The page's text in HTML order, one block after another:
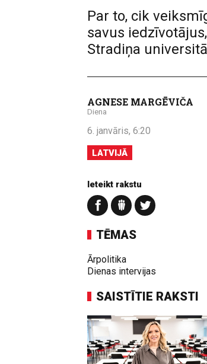
Par to, cik
savus
Stradiņa
AGNESE MARGĒVIČA
Diena
6. janvāris, 6:20
LATVIJĀ
Ieteikt rakstu
TĒMAS
Ārpolitika
Dienas intervijas
SAISTĪTIE RAKSTI